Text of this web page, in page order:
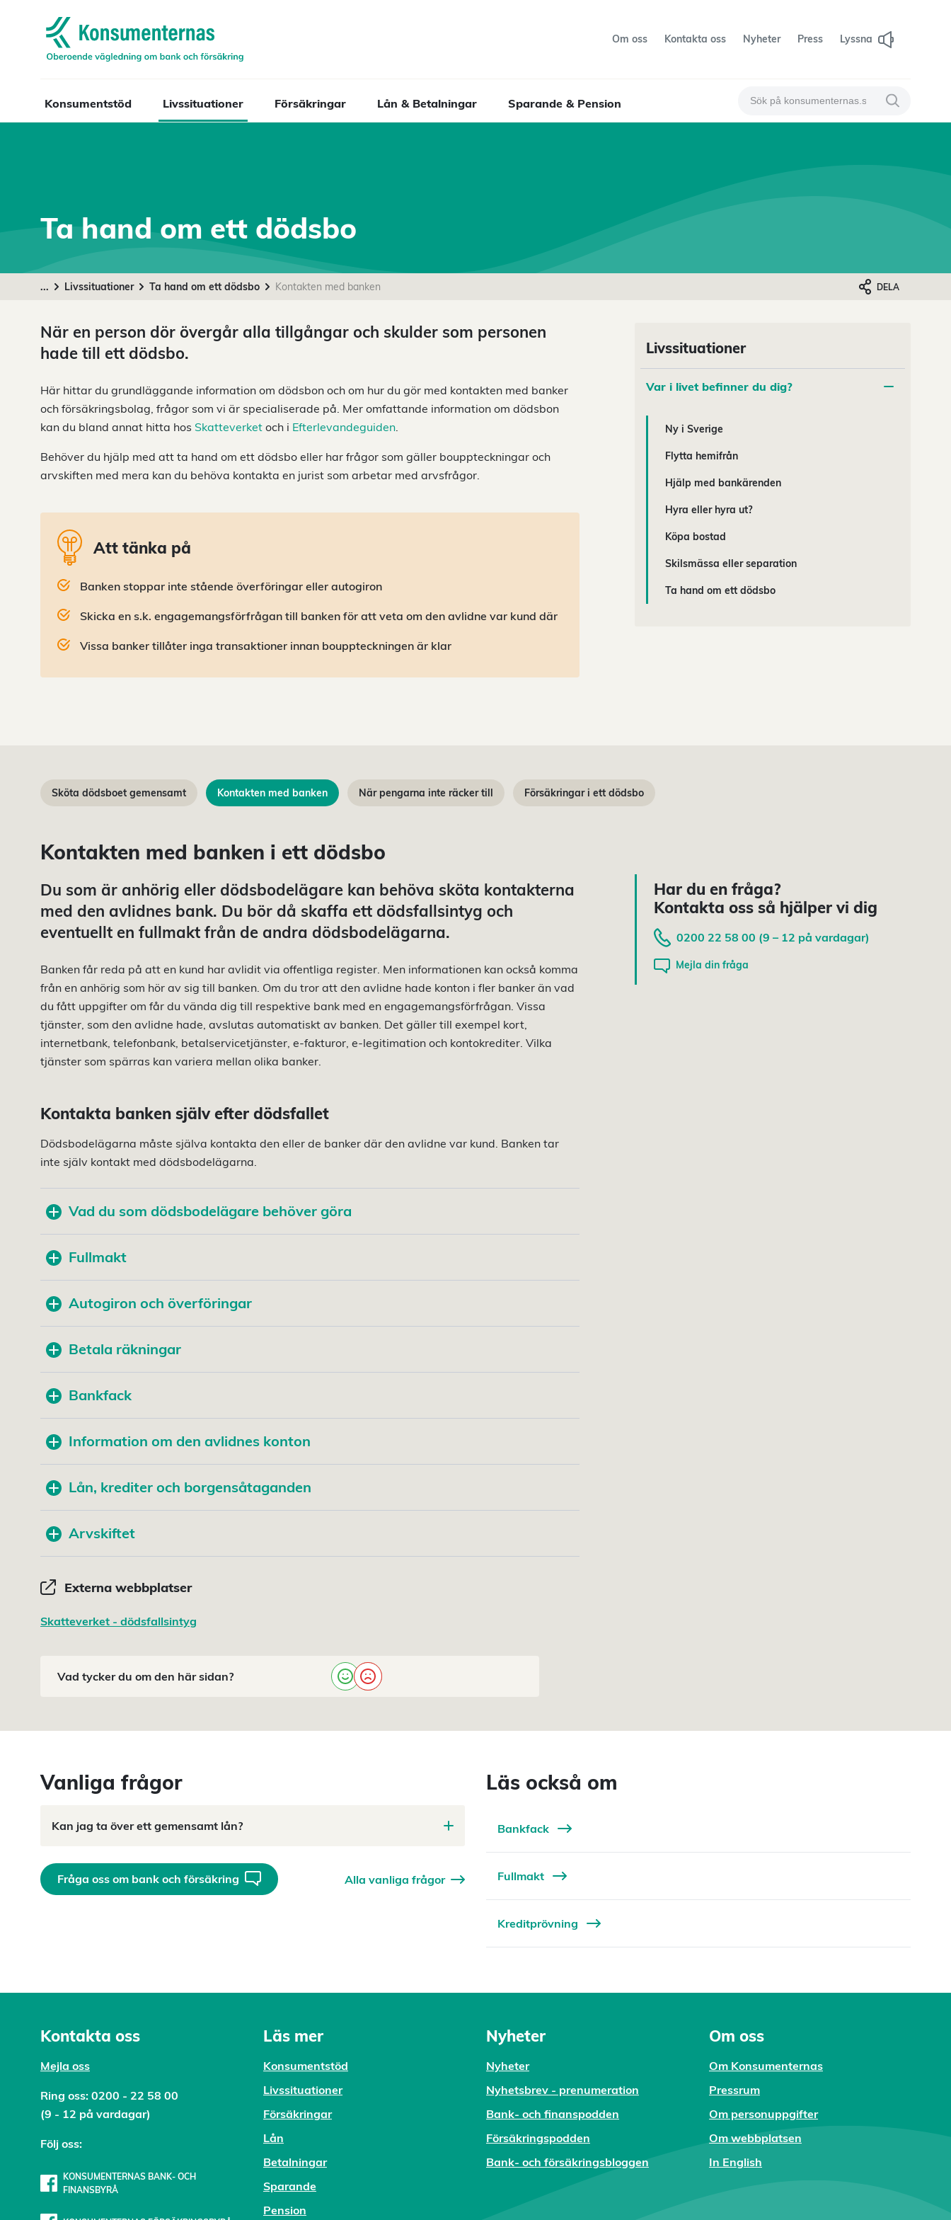
Navigera till startsidan
Om oss Kontakta oss Nyheter Press Lyssna
Konsumentstöd Livssituationer Försäkringar Lån & Betalningar Sparande & Pension
Sök på konsumenternas Sök på
Ta hand om ett dödsbo
... Livssituationer Ta hand om ett dödsbo Kontakten med banken DELA
När en person dör övergår alla tillgångar och skulder som personen
hade till ett dödsbo.
Här hittar du grundläggande information om dödsbon och om hur du gör med kontakten med banker
och försäkringsbolag, frågor som vi är specialiserade på. Mer omfattande information om dödsbon
kan du bland annat hitta hos Skatteverket och i Efterlevandeguiden.
Behöver du hjälp med att ta hand om ett dödsbo eller har frågor som gäller bouppteckningar och
arvskiften med mera kan du behöva kontakta en jurist som arbetar med arvsfrågor.
Att tänka på
Banken stoppar inte stående överföringar eller autogiron
Skicka en s.k. engagemangsförfrågan till banken för att veta om den avlidne var kund där
Vissa banker tillåter inga transaktioner innan bouppteckningen är klar
Livssituationer
Var i livet befinner du dig?
Ny i Sverige
Flytta hemifrån
Hjälp med bankärenden
Hyra eller hyra ut?
Köpa bostad
Skilsmässa eller separation
Ta hand om ett dödsbo
Sköta dödsboet gemensamt Kontakten med banken När pengarna inte räcker till Försäkringar i ett dödsbo
Kontakten med banken i ett dödsbo
Du som är anhörig eller dödsbodelägare kan behöva sköta kontakterna
med den avlidnes bank. Du bör då skaffa ett dödsfallsintyg och
eventuellt en fullmakt från de andra dödsbodelägarna.
Banken får reda på att en kund har avlidit via offentliga register. Men informationen kan också komma
från en anhörig som hör av sig till banken. Om du tror att den avlidne hade konton i fler banker än vad
du fått uppgifter om får du vända dig till respektive bank med en engagemangsförfrågan. Vissa
tjänster, som den avlidne hade, avslutas automatiskt av banken. Det gäller till exempel kort,
internetbank, telefonbank, betalservicetjänster, e-fakturor, e-legitimation och kontokrediter. Vilka
tjänster som spärras kan variera mellan olika banker.
Kontakta banken själv efter dödsfallet
Dödsbodelägarna måste själva kontakta den eller de banker där den avlidne var kund. Banken tar
inte själv kontakt med dödsbodelägarna.
Vad du som dödsbodelägare behöver göra
Fullmakt
Autogiron och överföringar
Betala räkningar
Bankfack
Information om den avlidnes konton
Lån, krediter och borgensåtaganden
Arvskiftet
Externa webbplatser
Skatteverket - dödsfallsintyg
Har du en fråga?
Kontakta oss så hjälper vi dig
0200 22 58 00 (9 – 12 på vardagar)
Mejla din fråga
Vad tycker du om den här sidan?
Vanliga frågor
Kan jag ta över ett gemensamt lån?
Fråga oss om bank och försäkring Alla vanliga frågor
Läs också om
Bankfack
Fullmakt
Kreditprövning
Kontakta oss
Mejla oss
Ring oss: 0200 - 22 58 00
(9 - 12 på vardagar)
Följ oss:
KONSUMENTERNAS BANK- OCH
FINANSBYRÅ
Läs mer
Konsumentstöd
Livssituationer
Försäkringar
Lån
Betalningar
Sparande
Pension
Nyheter
Nyheter
Nyhetsbrev - prenumeration
Bank- och finanspodden
Försäkringspodden
Bank- och försäkringsbloggen
Om oss
Om Konsumenternas
Pressrum
Om personuppgifter
Om webbplatsen
In English